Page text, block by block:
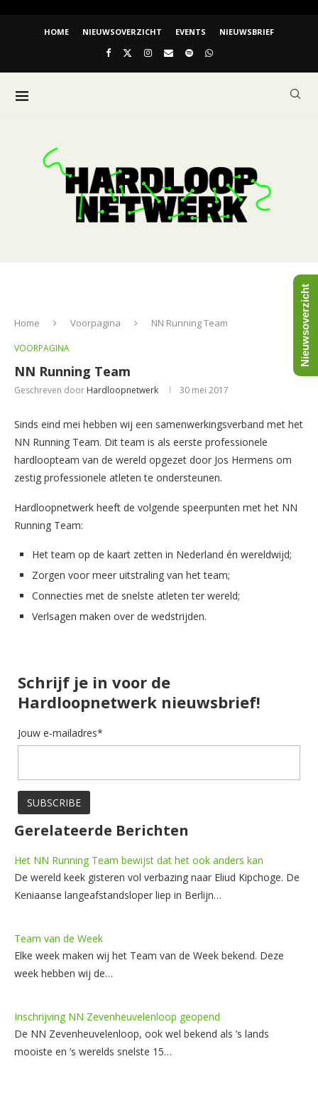
HOME NIEUWSOVERZICHT EVENTS NIEUWSBRIEF
Home Voorpagina NN Running Team
VOORPAGINA
NN Running Team
Geschreven door Hardloopnetwerk 30 mei 2017
Sinds eind mei hebben wij een samenwerkingsverband met het
NN Running Team. Dit team is als eerste professionele
hardloopteam van de wereld opgezet door Jos Hermens om
zestig professionele atleten te ondersteunen.
Hardloopnetwerk heeft de volgende speerpunten met het NN
Running Team:
Het team op de kaart zetten in Nederland én wereldwijd;
Zorgen voor meer uitstraling van het team;
Connecties met de snelste atleten ter wereld;
Verlsagen maken over de wedstrijden.
Schrijf je in voor de
Hardloopnetwerk nieuwsbrief!
Jouw e-mailadres*
Gerelateerde Berichten
Het NN Running Team bewijst dat het ook anders kan
De wereld keek gisteren vol verbazing naar Eliud Kipchoge. De
Keniaanse langeafstandsloper liep in Berlijn…
Team van de Week
Elke week maken wij het Team van de Week bekend. Deze
week hebben wij de…
Inschrijving NN Zevenheuvelenloop geopend
De NN Zevenheuvelenloop, ook wel bekend als ’s lands
mooiste en ’s werelds snelste 15…
Nieuwsoverzicht